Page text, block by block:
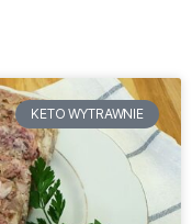
KETO WYTRAWNIE